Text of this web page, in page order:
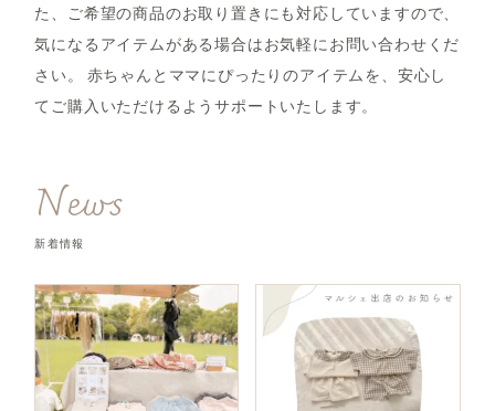
た、ご希望の商品のお取り置きにも対応していますので、
気になるアイテムがある場合はお気軽にお問い合わせくだ
さい。 赤ちゃんとママにぴったりのアイテムを、安心し
てご購入いただけるようサポートいたします。
News
新着情報